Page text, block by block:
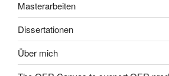
Masterarbeiten
Dissertationen
Über mich